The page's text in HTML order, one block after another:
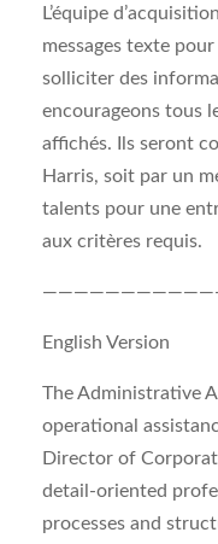
L’équipe
messages texte
solliciter des
encourageons tous
affichés. Ils seront
Harris, soit par un
talents pour une
aux critères requis.
English Version
The Administrative
operational
Director of
detail-oriented
processes and